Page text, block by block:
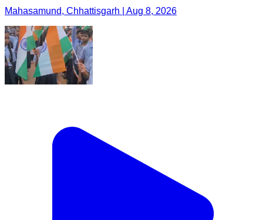
Mahasamund, Chhattisgarh | Aug 8, 2026